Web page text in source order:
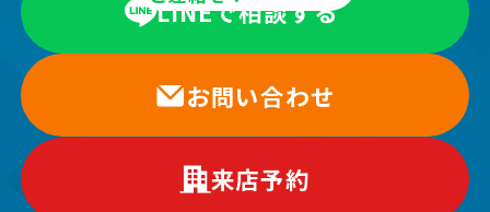
LINEで相談する
お問い合わせ
来店予約